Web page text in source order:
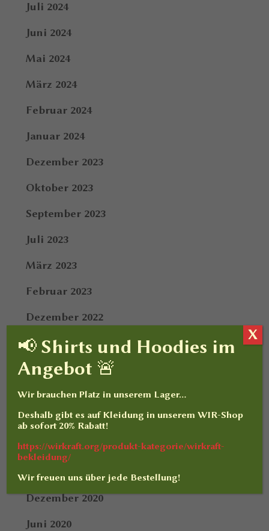
Juli 2024
Juni 2024
Mai 2024
März 2024
Februar 2024
Januar 2024
Dezember 2023
Oktober 2023
September 2023
Juli 2023
März 2023
Februar 2023
Dezember 2022
Oktober 2022
März 2022
Februar 2022
Januar 2022
Dezember 2021
September 2021
Dezember 2020
Juni 2020
📢 Shirts und Hoodies im
Angebot 🚨
Wir brauchen Platz in unserem Lager…
Deshalb gibt es aufKleidung in unserem WIR-Shop
ab sofort 20% Rabatt!
https://wirkraft.org/produkt-kategorie/wirkraft-
bekleidung/
Wir freuen uns über jede Bestellung!
X